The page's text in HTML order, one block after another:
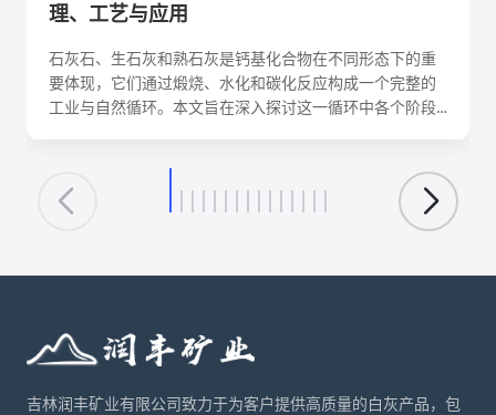
理、工艺与应用
石灰石、生石灰和熟石灰是钙基化合物在不同形态下的重
要体现，它们通过煅烧、水化和碳化反应构成一个完整的
工业与自然循环。本文旨在深入探讨这一循环中各个阶段
优化生产工艺、降低能耗、实现资源可持续利用具有重要
意义。
吉林润丰矿业有限公司致力于为客户提供高质量的白灰产品，包